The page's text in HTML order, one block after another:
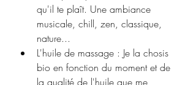
qu'il te plaît. Une ambiance
musicale, chill, zen, classique,
nature...
L'huile de massage : Je la chosis
bio en fonction du moment et de
la qualité de l'huile que me